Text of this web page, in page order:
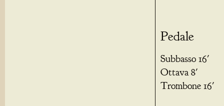
Pedale
Subbasso 16'
Ottava 8'
Trombone 16'